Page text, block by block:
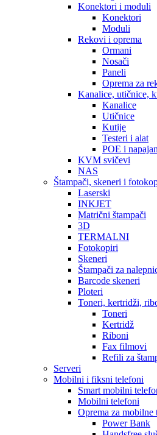
Konektori i moduli
Konektori
Moduli
Rekovi i oprema
Ormani
Nosači
Paneli
Oprema za
Kanalice, utičnice,
Kanalice
Utičnice
Kutije
Testeri i alat
POE i
KVM svičevi
NAS
Štampači, skeneri i
Laserski
INKJET
Matrični štampači
3D
TERMALNI
Fotokopiri
Skeneri
Štampači za
Barcode skeneri
Ploteri
Toneri, kertridži,
Toneri
Kertridž
Riboni
Fax filmovi
Refili za
Serveri
Mobilni i fiksni telefoni
Smart mobilni
Mobilni telefoni
Oprema za mobilne
Power Bank